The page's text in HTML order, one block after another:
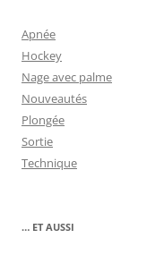
Apnée
Hockey
Nage avec palme
Nouveautés
Plongée
Sortie
Technique
… ET AUSSI